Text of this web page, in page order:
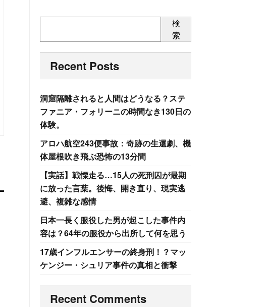
検
索
Recent Posts
洞窟隔離されると人間はどうなる？ステ
ファニア・フォリーニの時間なき130日の
体験。
アロハ航空243便事故：奇跡の生還劇、機
体屋根吹き飛ぶ恐怖の13分間
【実話】戦慄走る…15人の死刑囚が最期
に放った言葉。後悔、開き直り、現実逃
避、複雑な感情
日本一長く服役した男が起こした事件内
容は？64年の服役から出所して何を思う
17歳インフルエンサーの終身刑！？マッ
ケンジー・シュリア事件の真相と衝撃
Recent Comments